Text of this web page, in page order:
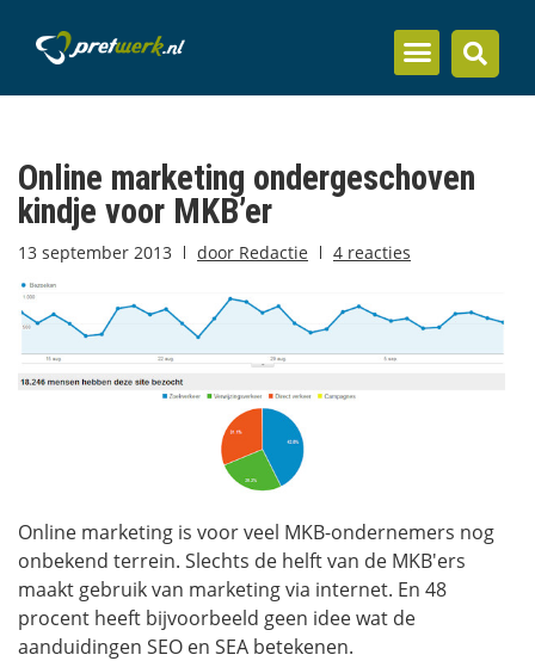
Online marketing ondergeschoven
kindje voor MKB’er
13 september 2013 door Redactie 4 reacties
Online marketing is voor veel MKB-ondernemers nog
onbekend terrein. Slechts de helft van de MKB'ers
maakt gebruik van marketing via internet. En 48
procent heeft bijvoorbeeld geen idee wat de
aanduidingen SEO en SEA betekenen.